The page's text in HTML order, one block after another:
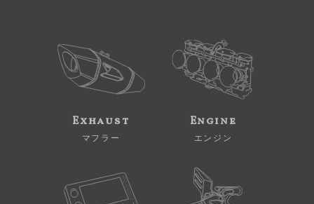
Exhaust
マフラー
Engine
エンジン